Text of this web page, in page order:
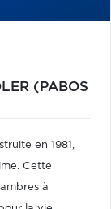
(PABOS
en 1981,
Cette
à